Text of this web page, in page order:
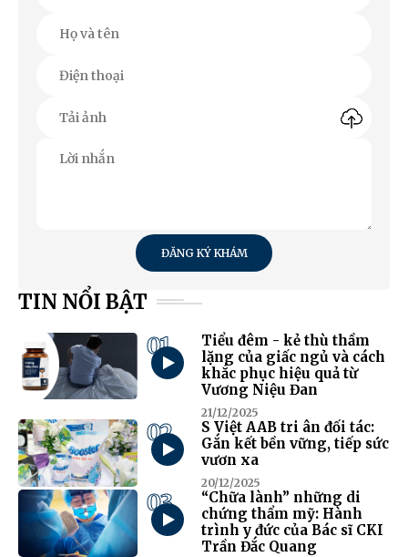
ĐĂNG KÝ KHÁM
TIN NỔI BẬT
01
Tiểu đêm - kẻ thù thầm
lặng của giấc ngủ và cách
khắc phục hiệu quả từ
Vương Niệu Đan
21/12/2025
02
S Việt AAB tri ân đối tác:
Gắn kết bền vững, tiếp sức
vươn xa
20/12/2025
03
“Chữa lành” những di
chứng thẩm mỹ: Hành
trình y đức của Bác sĩ CKI
Trần Đắc Quang